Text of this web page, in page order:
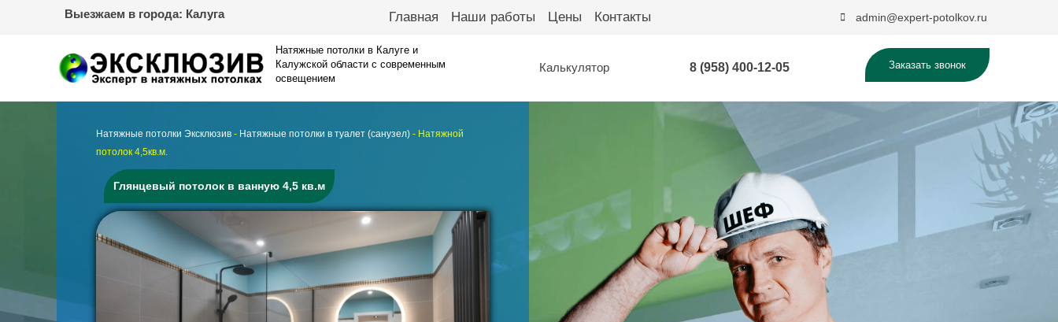
Выезжаем в города: Калуга Главная Наши работы Цены Контакты admin@expert-potolkov.ru
Натяжные потолки в Калуге и
Калужской области с современным
освещением
Калькулятор 8 (958) 400-12-05 Заказать звонок
Натяжные потолки Эксклюзив - Натяжные потолки в туалет (санузел) - Натяжной
потолок 4,5кв.м.
Глянцевый потолок в ванную 4,5 кв.м